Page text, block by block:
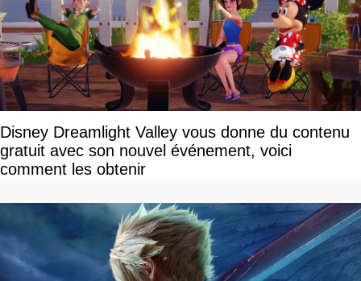
Disney Dreamlight Valley vous donne du contenu
gratuit avec son nouvel événement, voici
comment les obtenir